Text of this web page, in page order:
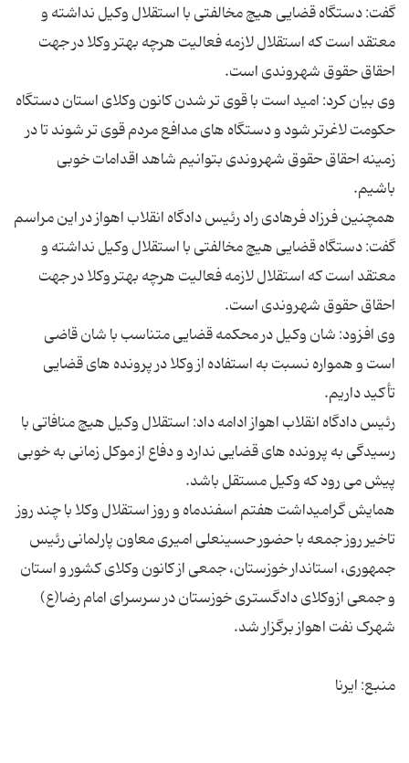
گفت: دستگاه قضایی هیچ مخالفتی با استقلال وکیل نداشته و
معتقد است که استقلال لازمه فعالیت هرچه بهتر وکلا در جهت
وی بیان کرد: امید است با قوی تر شدن کانون وکلای استان دستگاه
حکومت لاغرتر شود و دستگاه های مدافع مردم قوی تر شوند تا در
زمینه احقاق حقوق شهروندی بتوانیم شاهد اقدامات خوبی
همچنین فرزاد فرهادی راد رئیس دادگاه انقلاب اهواز در این مراسم
گفت: دستگاه قضایی هیچ مخالفتی با استقلال وکیل نداشته و
معتقد است که استقلال لازمه فعالیت هرچه بهتر وکلا در جهت
وی افزود: شان وکیل در محکمه قضایی متناسب با شان قاضی
است و همواره نسبت به استفاده از وکلا در پرونده های قضایی
رئیس دادگاه انقلاب اهواز ادامه داد: استقلال وکیل هیچ منافاتی با
رسیدگی به پرونده های قضایی ندارد و دفاع از موکل زمانی به خوبی
همایش گرامیداشت هفتم اسفندماه و روز استقلال وکلا با چند روز
تاخیر روز جمعه با حضور حسینعلی امیری معاون پارلمانی رئیس
جمهوری، استاندار خوزستان، جمعی از کانون وکلای کشور و استان
و جمعی ازوکلای دادگستری خوزستان در سرسرای امام رضا(ع)